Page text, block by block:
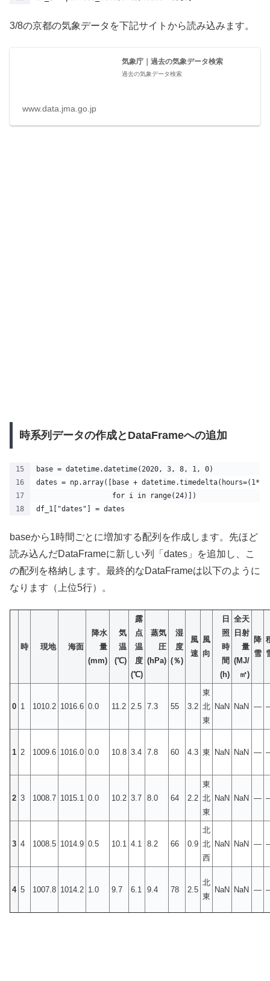
3/8の京都の気象データを下記サイトから読み込みます。
気象庁｜過去の気象データ検索
過去の気象データ検索
www.data.jma.go.jp
時系列データの作成とDataFrameへの追加
base = datetime.datetime(2020, 3, 8, 1, 0)
dates = np.array([base +
                  for i in range(24)])
df_1["dates"] = dates
baseから1時間ごとに増加する配列を作成します。先ほど
読み込んだDataFrameに新しい列「dates」を追加し、こ
の配列を格納します。最終的なDataFrameは以下のように
なります（上位5行）。
時 現地 海面
降水
量
(mm)
気
温
(℃)
露
点
温
度
(℃)
蒸気
圧
(hPa)
湿
度
(％)
風
速
風
向
日
照
時
間
(h)
全天
日射
量
(MJ/
㎡)
降
雪
0 1 1010.2 1016.6 0.0 11.2 2.5 7.3 55 3.2
東
北
東
NaN NaN —
1 2 1009.6 1016.0 0.0 10.8 3.4 7.8 60 4.3 東 NaN NaN —
2 3 1008.7 1015.1 0.0 10.2 3.7 8.0 64 2.2
東
北
東
NaN NaN —
3 4 1008.5 1014.9 0.5 10.1 4.1 8.2 66 0.9
北
北
西
NaN NaN —
4 5 1007.8 1014.2 1.0 9.7 6.1 9.4 78 2.5
北
東
NaN NaN —